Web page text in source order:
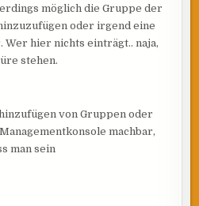
möglich die Gruppe der
oder irgend eine
Wer hier nichts einträgt.. naja,
stehen.
von Gruppen oder
machbar,
man sein